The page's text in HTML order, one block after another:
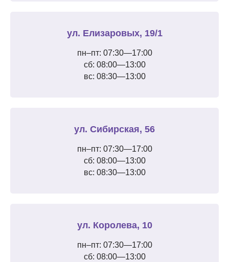
ул. Елизаровых, 19/1
пн–пт: 07:30—17:00
сб: 08:00—13:00
вс: 08:30—13:00
ул. Сибирская, 56
пн–пт: 07:30—17:00
сб: 08:00—13:00
вс: 08:30—13:00
ул. Королева, 10
пн–пт: 07:30—17:00
сб: 08:00—13:00